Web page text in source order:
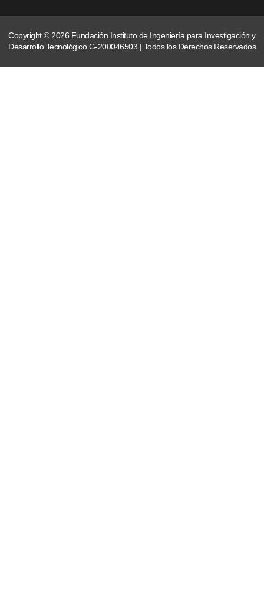
Copyright © 2026 Fundación Instituto de Ingeniería para Investigación y
Desarrollo Tecnológico G-200046503 | Todos los Derechos Reservados